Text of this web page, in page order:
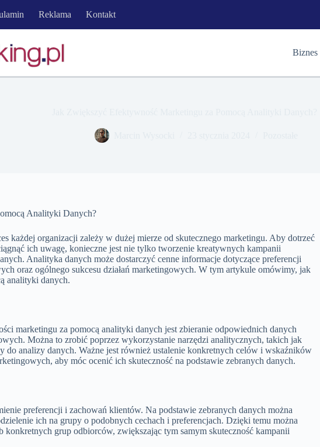
Reklama Kontakt
Biznes
Analityki Danych?
każdej organizacji zależy w dużej mierze od skutecznego marketingu. Aby dotrzeć
ich uwagę, konieczne jest nie tylko tworzenie kreatywnych kampanii
Analityka danych może dostarczyć cenne informacje dotyczące preferencji
oraz ogólnego sukcesu działań marketingowych. W tym artykule omówimy, jak
analityki danych.
marketingu za pomocą analityki danych jest zbieranie odpowiednich danych
Można to zrobić poprzez wykorzystanie narzędzi analitycznych, takich jak
do analizy danych. Ważne jest również ustalenie konkretnych celów i wskaźników
aby móc ocenić ich skuteczność na podstawie zebranych danych.
preferencji i zachowań klientów. Na podstawie zebranych danych można
ich na grupy o podobnych cechach i preferencjach. Dzięki temu można
konkretnych grup odbiorców, zwiększając tym samym skuteczność kampanii